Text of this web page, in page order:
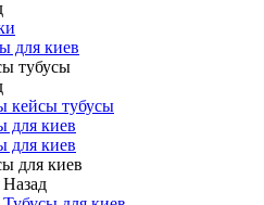
для киев
тубусы
кейсы тубусы
для киев
для киев
для киев
Назад